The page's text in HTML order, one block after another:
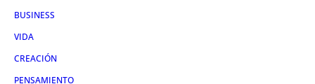
BUSINESS
VIDA
CREACIÓN
PENSAMIENTO